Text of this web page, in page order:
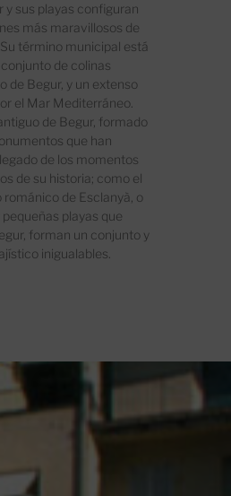
y sus playas configuran
más maravillosos de
término municipal está
de colinas
de Begur, y un extenso
el Mar Mediterráneo.
de Begur, formado
que han
de los momentos
de su historia; como el
románico de Esclanyà, o
playas que
forman un conjunto y
inigualables.